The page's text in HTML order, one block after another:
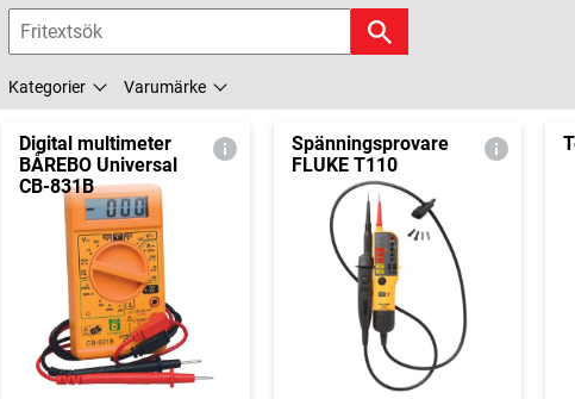
Kategorier Varumärke
Digital multimeter
BÅREBO Universal
CB-831B
Spänningsprovare
FLUKE T110